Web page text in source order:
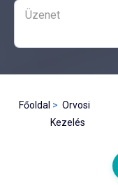
Főoldal
Orvosi
Kezelés